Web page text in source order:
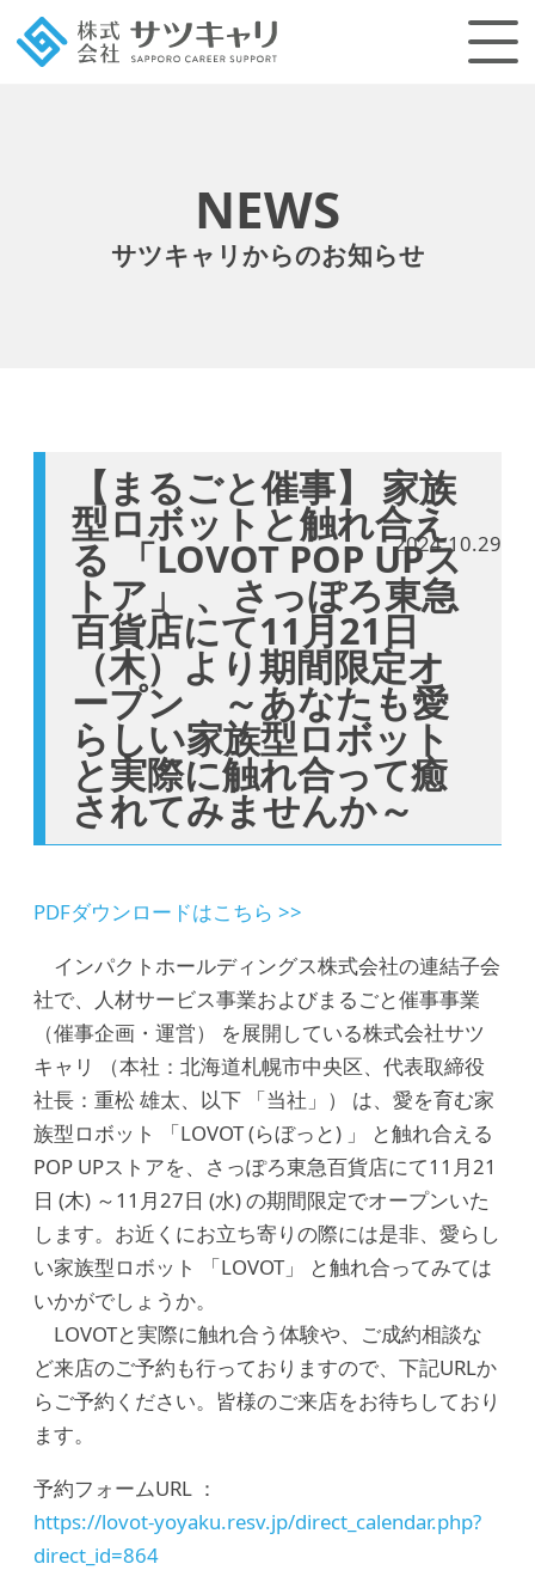
NEWS
サツキャリからのお知らせ
【まるごと催事】 家族
型ロボットと触れ合え
る 「LOVOT POP UPス
トア」 、さっぽろ東急
百貨店にて11月21日
（木）より期間限定オ
ープン ～あなたも愛
らしい家族型ロボット
と実際に触れ合って癒
されてみませんか～
2024.10.29
PDFダウンロードはこちら >>
インパクトホールディングス株式会社の連結子会
社で、人材サービス事業およびまるごと催事事業
（催事企画・運営） を展開している株式会社サツ
キャリ （本社：北海道札幌市中央区、代表取締役
社長：重松 雄太、以下 「当社」） は、愛を育む家
族型ロボット 「LOVOT (らぼっと) 」 と触れ合える
POP UPストアを、さっぽろ東急百貨店にて11月21
日 (木) ～11月27日 (水) の期間限定でオープンいた
します。お近くにお立ち寄りの際には是非、愛らし
い家族型ロボット 「LOVOT」 と触れ合ってみては
いかがでしょうか。
LOVOTと実際に触れ合う体験や、ご成約相談な
ど来店のご予約も行っておりますので、下記URLか
らご予約ください。皆様のご来店をお待ちしており
ます。
予約フォームURL ：
https://lovot-yoyaku.resv.jp/direct_calendar.php?
direct_id=864